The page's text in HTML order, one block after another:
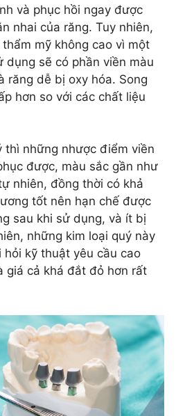
và phục hồi ngay được
nhai của răng. Tuy nhiên,
mỹ không cao vì một
dụng sẽ có phần viền màu
răng dễ bị oxy hóa. Song
hơn so với các chất liệu
thì những nhược điểm viền
được, màu sắc gần như
nhiên, đồng thời có khả
tốt nên hạn chế được
sau khi sử dụng, và ít bị
những kim loại quý này
hỏi kỹ thuật yêu cầu cao
giá cả khá đắt đỏ hơn rất